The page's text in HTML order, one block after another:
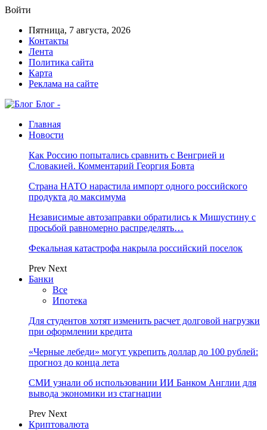
Войти
Пятница, 7 августа, 2026
Контакты
Лента
Политика сайта
Карта
Реклама на сайте
Блог -
Главная
Новости
Как Россию попытались сравнить с Венгрией и
Словакией. Комментарий Георгия Бовта
Страна НАТО нарастила импорт одного российского
продукта до максимума
Независимые автозаправки обратились к Мишустину с
просьбой равномерно распределять…
Фекальная катастрофа накрыла российский поселок
Prev Next
Банки
Все
Ипотека
Для студентов хотят изменить расчет долговой нагрузки
при оформлении кредита
«Черные лебеди» могут укрепить доллар до 100 рублей:
прогноз до конца лета
СМИ узнали об использовании ИИ Банком Англии для
вывода экономики из стагнации
Prev Next
Криптовалюта